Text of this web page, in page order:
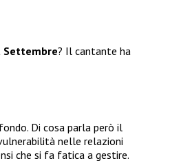
Settembre? Il cantante ha
Di cosa parla però il
nelle relazioni
che si fa fatica a gestire.